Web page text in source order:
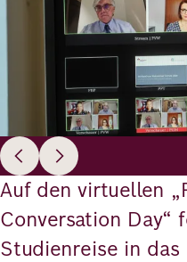
Auf den virtuellen
Conversation Day“
Studienreise in